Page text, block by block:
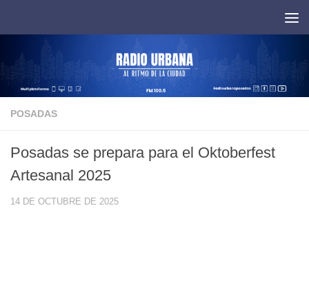
POSADAS
Posadas se prepara para el Oktoberfest
Artesanal 2025
14 DE OCTUBRE DE 2025